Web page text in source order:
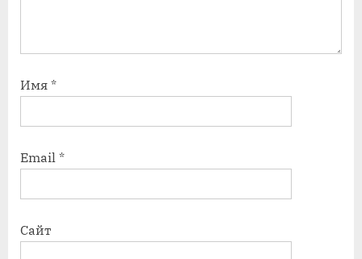
Имя *
Email *
Сайт